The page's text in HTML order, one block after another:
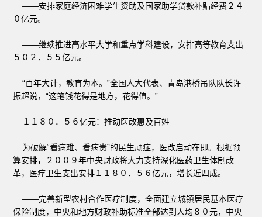
——安排家庭经济困难学生资助及国家助学贷款补贴经费２４
０亿元。
——继续推进高水平大学和重点学科建设，安排高等教育支出
５０２．５５亿元。
“百年大计，教育为本。”全国人大代表、青岛港桥吊队队长许
振超说，“这笔钱花得是地方，花得值。”
１１８０．５６亿元：推动医改惠及百姓
为破解“看病难、看病贵”的民生顽症，医改启动在即。根据预
算安排，２００９年中央财政将大力支持深化医药卫生体制改
革，医疗卫生支出安排１１８０．５６亿元，增长近四成。
——完善新型农村合作医疗制度，全面建立城镇居民基本医疗
保险制度，中央和地方财政补助标准全部达到人均８０元，中央